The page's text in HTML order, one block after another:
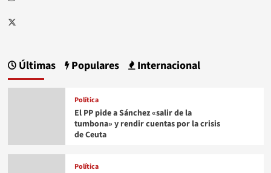
Twitter
Últimas Populares Internacional
Política
El PP pide a Sánchez «salir de la
tumbona» y rendir cuentas por la crisis
de Ceuta
Política